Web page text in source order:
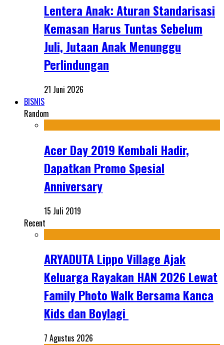
Lentera Anak: Aturan Standarisasi
Kemasan Harus Tuntas Sebelum
Juli, Jutaan Anak Menunggu
Perlindungan
21 Juni 2026
BISNIS
Random
Acer Day 2019 Kembali Hadir,
Dapatkan Promo Spesial
Anniversary
15 Juli 2019
Recent
ARYADUTA Lippo Village Ajak
Keluarga Rayakan HAN 2026 Lewat
Family Photo Walk Bersama Kanca
Kids dan Boylagi
7 Agustus 2026